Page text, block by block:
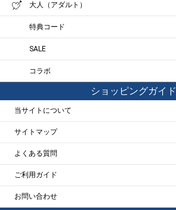
大人（アダルト）
特典コード
SALE
コラボ
ショッピングガイド
当サイトについて
サイトマップ
よくある質問
ご利用ガイド
お問い合わせ